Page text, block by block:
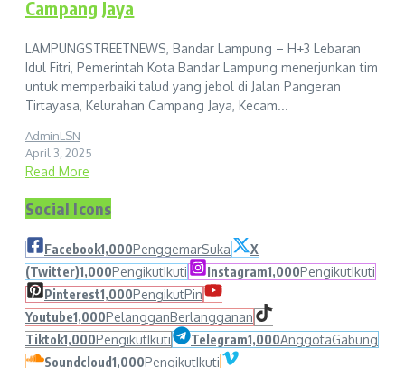
Campang Jaya
LAMPUNGSTREETNEWS, Bandar Lampung – H+3 Lebaran
Idul Fitri, Pemerintah Kota Bandar Lampung menerjunkan tim
untuk memperbaiki talud yang jebol di Jalan Pangeran
Tirtayasa, Kelurahan Campang Jaya, Kecam...
AdminLSN
April 3, 2025
Read More
Social Icons
Facebook1,000PenggemarSuka
X
(Twitter)1,000PengikutIkuti Instagram1,000PengikutIkuti
Pinterest1,000PengikutPin
Youtube1,000PelangganBerlangganan
Tiktok1,000PengikutIkuti Telegram1,000AnggotaGabung
Soundcloud1,000PengikutIkuti